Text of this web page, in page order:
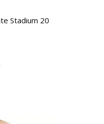
Stadium 20